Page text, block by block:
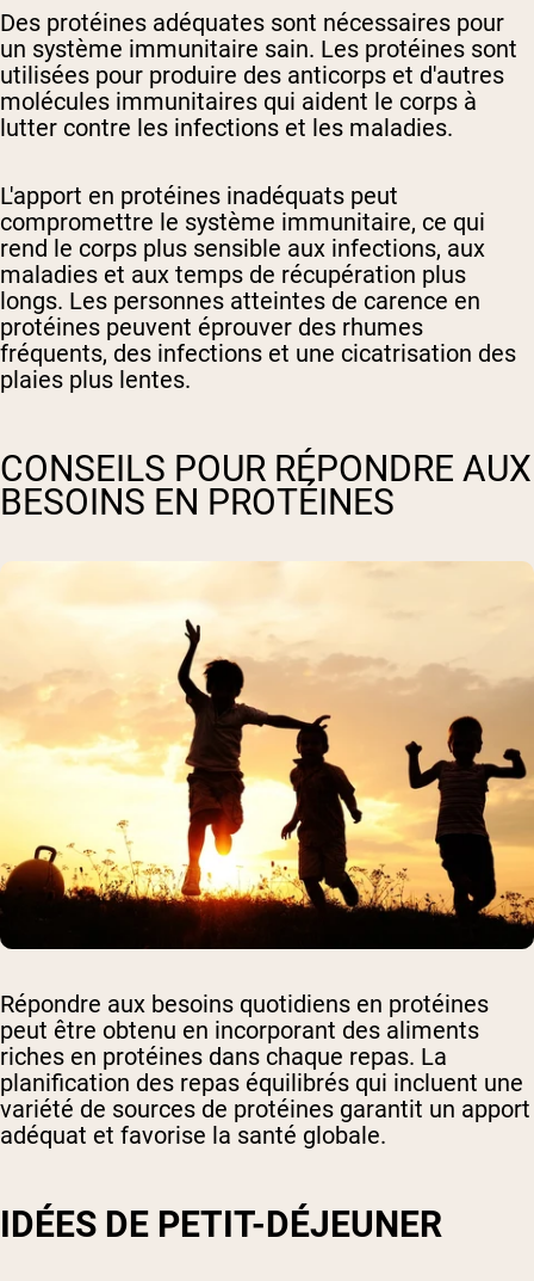
Des protéines adéquates sont nécessaires pour
un système immunitaire sain. Les protéines sont
utilisées pour produire des anticorps et d'autres
molécules immunitaires qui aident le corps à
lutter contre les infections et les maladies.
L'apport en protéines inadéquats peut
compromettre le système immunitaire, ce qui
rend le corps plus sensible aux infections, aux
maladies et aux temps de récupération plus
longs. Les personnes atteintes de carence en
protéines peuvent éprouver des rhumes
fréquents, des infections et une cicatrisation des
plaies plus lentes.
CONSEILS POUR RÉPONDRE AUX
BESOINS EN PROTÉINES
Répondre aux besoins quotidiens en protéines
peut être obtenu en incorporant des aliments
riches en protéines dans chaque repas. La
planification des repas équilibrés qui incluent une
variété de sources de protéines garantit un apport
adéquat et favorise la santé globale.
IDÉES DE PETIT-DÉJEUNER